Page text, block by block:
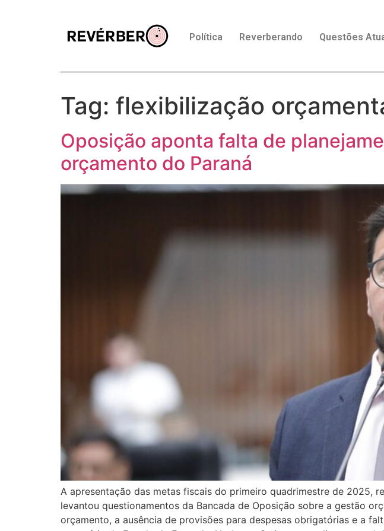
Política Reverberando Questões
Tag: flexibilização
Oposição aponta falta de
orçamento do Paraná
A apresentação das metas fiscais do primeiro quadrimestre de 2025,
levantou questionamentos da Bancada de Oposição sobre a gestão
orçamento, a ausência de provisões para despesas obrigatórias e a